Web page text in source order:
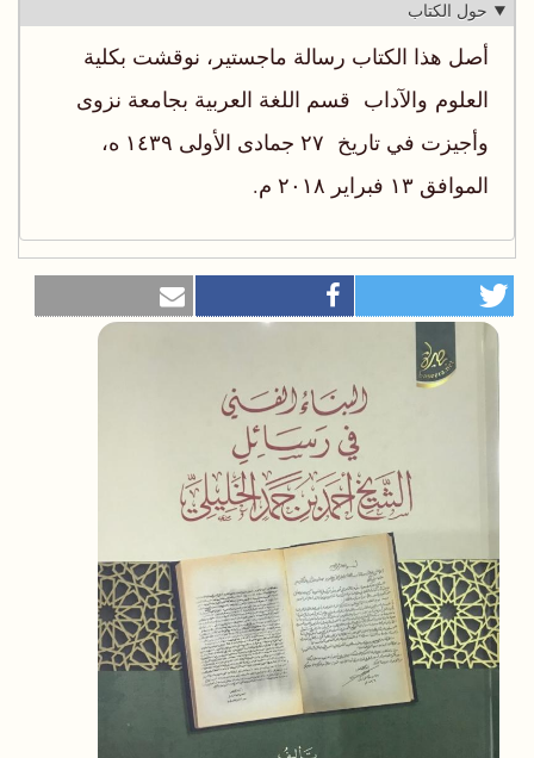
حول الكتاب
أصل هذا الكتاب رسالة ماجستير، نوقشت بكلية
العلوم والآداب قسم اللغة العربية بجامعة نزوى
وأجيزت في تاريخ ٢٧ جمادى الأولى ١٤٣٩ ه،
الموافق ١٣ فبراير ٢٠١٨ م.